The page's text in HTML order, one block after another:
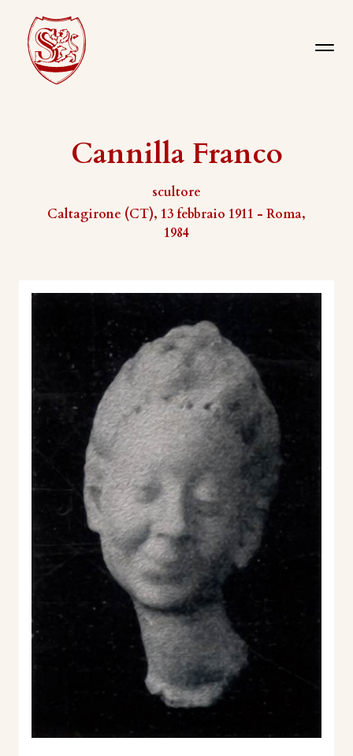
Cannilla Franco
scultore
Caltagirone (CT), 13 febbraio 1911 - Roma,
1984